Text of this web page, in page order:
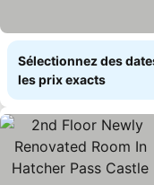
Sélectionnez des
les prix exacts